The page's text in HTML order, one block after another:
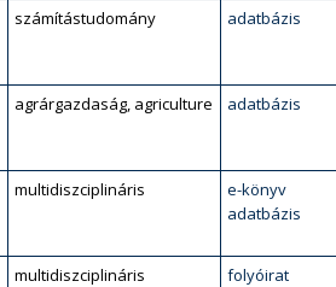
számítástudomány adatbázis
agrárgazdaság, agriculture adatbázis
multidiszciplináris
e-könyv
adatbázis
multidiszciplináris
folyóirat